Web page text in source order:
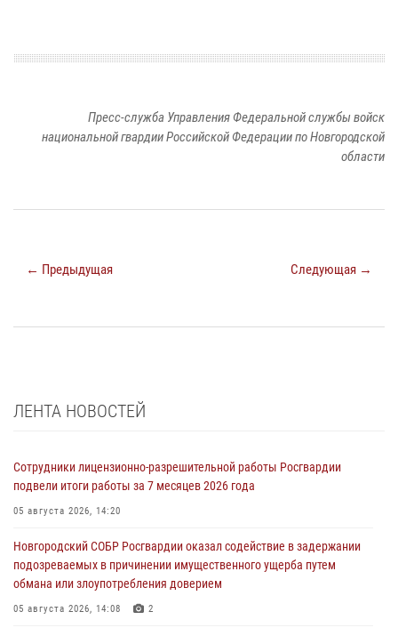
Пресс-служба Управления Федеральной службы войск
национальной гвардии Российской Федерации по Новгородской
области
← Предыдущая Следующая →
ЛЕНТА НОВОСТЕЙ
Сотрудники лицензионно-разрешительной работы Росгвардии
подвели итоги работы за 7 месяцев 2026 года
05 августа 2026, 14:20
Новгородский СОБР Росгвардии оказал содействие в задержании
подозреваемых в причинении имущественного ущерба путем
обмана или злоупотребления доверием
05 августа 2026, 14:08 2